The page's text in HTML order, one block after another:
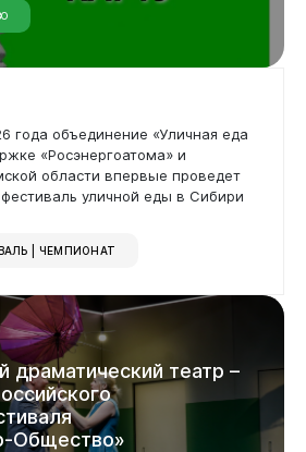
года объединение «Уличная еда
«Росэнергоатома» и
области впервые проведет
уличной еды в Сибири
| ЧЕМПИОНАТ
драматический театр –
Общество»